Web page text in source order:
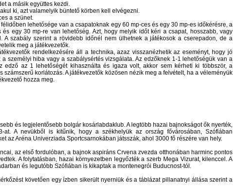
a másik együttes kezdi.
ki, azt valamelyik büntető körben kell elvégezni.
a szünet.
lehetősége van a csapatoknak egy 60 mp-ces és egy 30 mp-es időkérésre, a
egy 30 mp-re van lehetőség. Azt, hogy melyik időt kéri a csapat, hosszabb, vagy
A szabály szerint a rövidebb időnél nem ülhetnek a játékosok a cserepadon, de a
meg a játékvezetők.
rendelkezésére áll a technika, azaz visszanézhetik az eseményt, hogy jó
személyi hiba vagy a szabálysértés vizsgálata. Az edzőknek 1-1 lehetőségük van a
edző az 1 lehetőségét kihasználta és igaza volt, akkor sem kérheti ki többször, a
számszerű korlátozás. A játékvezetők közösen nézik meg a felvételt, ha a véleményük
hozza meg.
és legjelentősebb bolgár kosárlabdaklub. A legtöbb hazai bajnokságot ők nyerték,
at. A nevükből is kitűnik, hogy a székhelyük az ország fővárosában, Szófiában
az Aréna Univerziada Sportcsarnokában játsszák, ahol 3000 fő részére van hely.
az első fordulóban, a bajnok aspiráns Crvena zvezda otthonában harminc pontos
A folytatásban, hazai környezetben legyőzték a szerb Mega Vizurat, kilenccel. A
és legutóbb Szófiában is kikaptak a montenegrói Buducnost-tól.
követően egy ízben sikerült nyerniük és a táblázat pillanatnyi állása szerint a